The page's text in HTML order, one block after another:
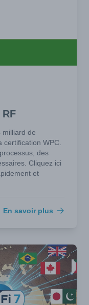
milliard de
WPC.
des
Cliquez ici
et
En savoir plus